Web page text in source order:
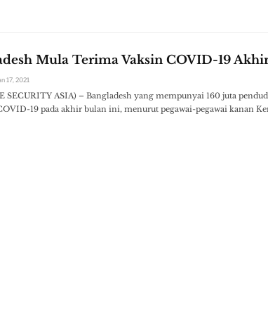
Mula Terima Vaksin COVID-19
17, 2021
SECURITY ASIA) – Bangladesh yang mempunyai 160 juta
19 pada akhir bulan ini, menurut pegawai-pegawai kanan